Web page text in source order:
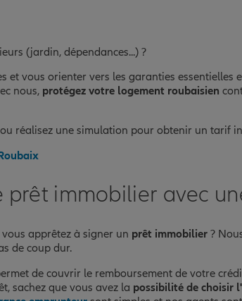
(jardin, dépendances...) ?
vous orienter vers les garanties
nous, protégez votre logement roubaisien
ou réalisez une simulation pour obtenir un tarif
prêt immobilier avec
apprêtez à signer un prêt immobilier ?
de coup dur.
de couvrir le remboursement de votre
sachez que vous avez la possibilité de choisir